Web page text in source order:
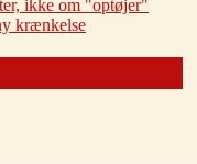
ikke om "optøjer"
krænkelse